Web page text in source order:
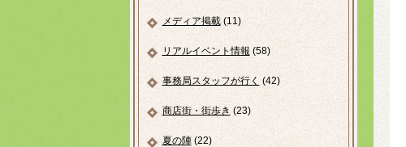
メディア掲載(11)
リアルイベント情報 (58)
事務局スタッフが行く (42)
商店街・街歩き (23)
夏の陣(22)